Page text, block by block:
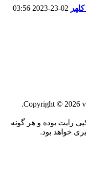
03:56
Copyright © 2026
رایت بوده و هر گونه
خواهد بود.